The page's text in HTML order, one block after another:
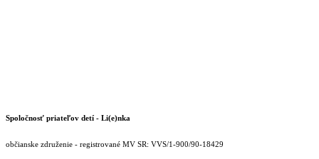
Spoločnosť priateľov detí - Li(e)nka
občianske združenie - registrované MV SR: VVS/1-900/90-18429